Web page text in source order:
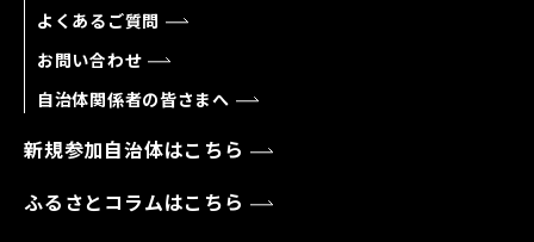
よくあるご質問
お問い合わせ
自治体関係者の皆さまへ
新規参加自治体はこちら
ふるさとコラムはこちら